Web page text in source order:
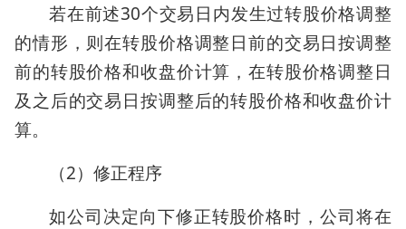
若在前述30个交易日内发生过转股价格调整
的情形，则在转股价格调整日前的交易日按调整
前的转股价格和收盘价计算，在转股价格调整日
及之后的交易日按调整后的转股价格和收盘价计
算。
（2）修正程序
如公司决定向下修正转股价格时，公司将在